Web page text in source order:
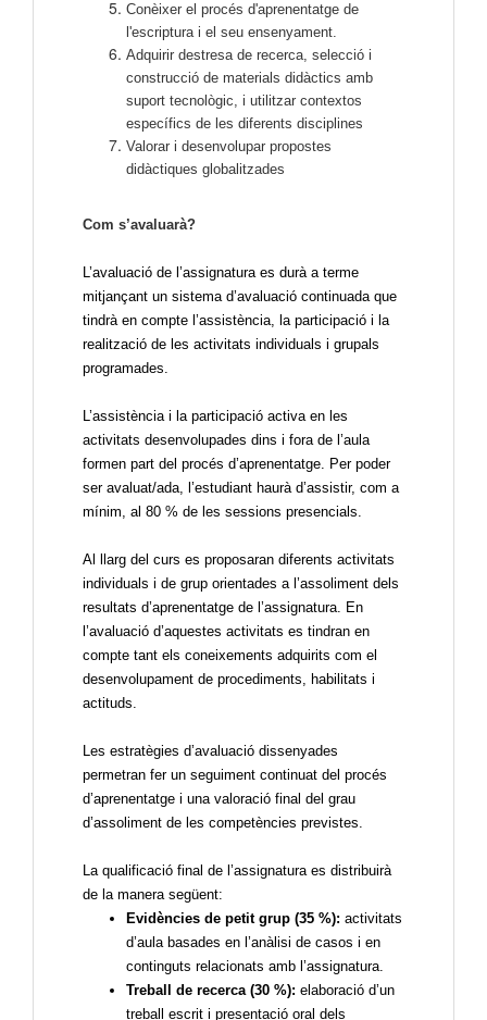
Conèixer el procés d'aprenentatge de
l'escriptura i el seu ensenyament.
Adquirir destresa de recerca, selecció i
construcció de materials didàctics amb
suport tecnològic, i utilitzar contextos
específics de les diferents disciplines
Valorar i desenvolupar propostes
didàctiques globalitzades
Com s’avaluarà?
L’avaluació de l’assignatura es durà a terme
mitjançant un sistema d’avaluació continuada que
tindrà en compte l’assistència, la participació i la
realització de les activitats individuals i grupals
programades.
L’assistència i la participació activa en les
activitats desenvolupades dins i fora de l’aula
formen part del procés d’aprenentatge. Per poder
ser avaluat/ada, l’estudiant haurà d’assistir, com a
mínim, al 80 % de les sessions presencials.
Al llarg del curs es proposaran diferents activitats
individuals i de grup orientades a l’assoliment dels
resultats d’aprenentatge de l’assignatura. En
l’avaluació d’aquestes activitats es tindran en
compte tant els coneixements adquirits com el
desenvolupament de procediments, habilitats i
actituds.
Les estratègies d’avaluació dissenyades
permetran fer un seguiment continuat del procés
d’aprenentatge i una valoració final del grau
d’assoliment de les competències previstes.
La qualificació final de l’assignatura es distribuirà
de la manera següent:
Evidències de petit grup (35 %): activitats
d’aula basades en l’anàlisi de casos i en
continguts relacionats amb l’assignatura.
Treball de recerca (30 %): elaboració d’un
treball escrit i presentació oral dels